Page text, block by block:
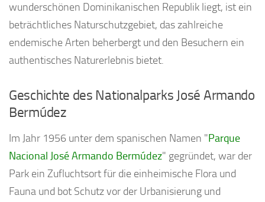
wunderschönen Dominikanischen Republik liegt, ist ein
beträchtliches Naturschutzgebiet, das zahlreiche
endemische Arten beherbergt und den Besuchern ein
authentisches Naturerlebnis bietet.
Geschichte des Nationalparks José Armando
Bermúdez
Im Jahr 1956 unter dem spanischen Namen "Parque
Nacional José Armando Bermúdez" gegründet, war der
Park ein Zufluchtsort für die einheimische Flora und
Fauna und bot Schutz vor der Urbanisierung und